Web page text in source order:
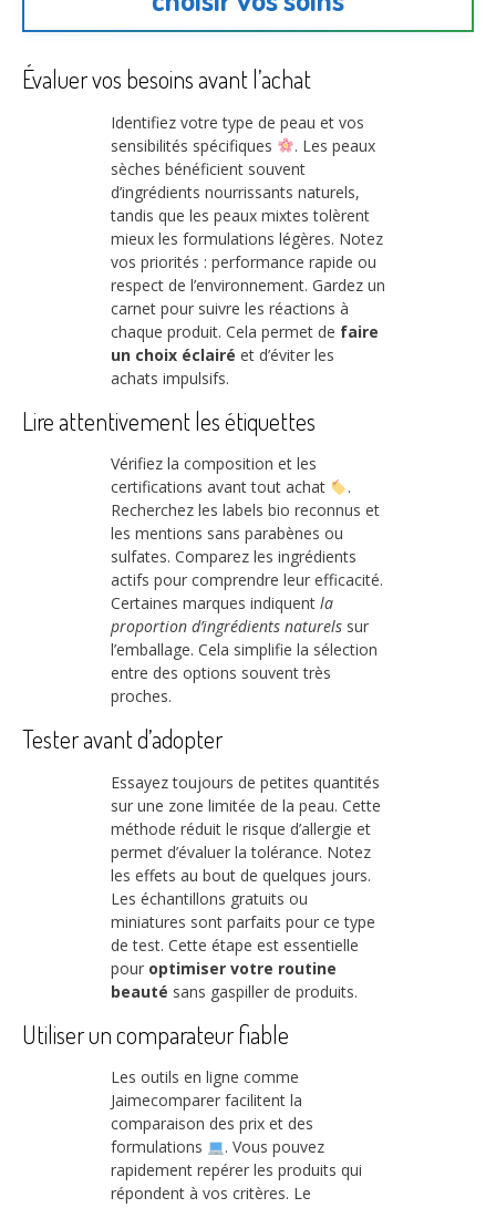
Évaluer vos besoins avant l’achat
Identifiez votre type de peau et vos
sensibilités spécifiques
. Les peaux
sèches bénéficient souvent
d’ingrédients nourrissants naturels,
tandis que les peaux mixtes tolèrent
mieux les formulations légères. Notez
vos priorités : performance rapide ou
respect de l’environnement. Gardez un
carnet pour suivre les réactions à
chaque produit. Cela permet de faire
un choix éclairé et d’éviter les
achats impulsifs.
Lire attentivement les étiquettes
Vérifiez la composition et les
certifications avant tout achat
.
Recherchez les labels bio reconnus et
les mentions sans parabènes ou
sulfates. Comparez les ingrédients
actifs pour comprendre leur efficacité.
Certaines marques indiquent la
proportion d’ingrédients naturels sur
l’emballage. Cela simplifie la sélection
entre des options souvent très
proches.
Tester avant d’adopter
Essayez toujours de petites quantités
sur une zone limitée de la peau. Cette
méthode réduit le risque d’allergie et
permet d’évaluer la tolérance. Notez
les effets au bout de quelques jours.
Les échantillons gratuits ou
miniatures sont parfaits pour ce type
de test. Cette étape est essentielle
pour optimiser votre routine
beauté sans gaspiller de produits.
Utiliser un comparateur fiable
Les outils en ligne comme
Jaimecomparer facilitent la
comparaison des prix et des
formulations
. Vous pouvez
rapidement repérer les produits qui
répondent à vos critères. Le